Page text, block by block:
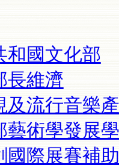
和國文化部
長維濟
及流行音樂
藝術學發展
國際展賽補